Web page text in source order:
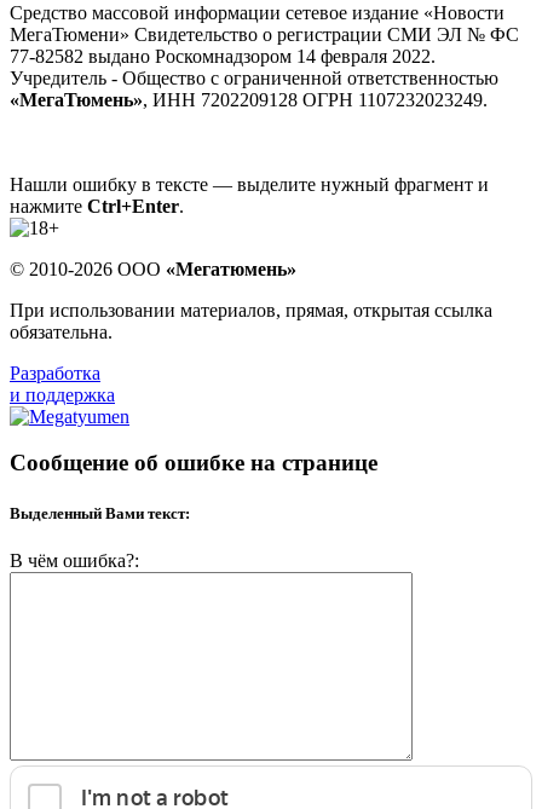
Средство массовой информации сетевое издание «Новости
МегаТюмени» Свидетельство о регистрации СМИ ЭЛ № ФС
77-82582 выдано Роскомнадзором 14 февраля 2022.
Учредитель - Общество с ограниченной ответственностью
«МегаТюмень», ИНН 7202209128 ОГРН 1107232023249.
Нашли ошибку в тексте — выделите нужный фрагмент и
нажмите Ctrl+Enter.
© 2010-2026 ООО «Мегатюмень»
При использовании материалов, прямая, открытая ссылка
обязательна.
Разработка
и поддержка
Сообщение об ошибке на странице
Выделенный Вами текст:
В чём ошибка?: